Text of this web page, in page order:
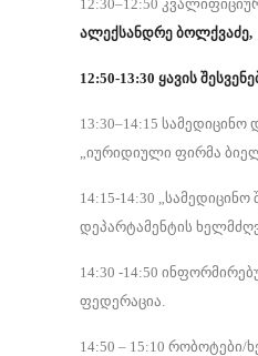
12:30–12:50
ალექსანდრე ბოლქვაძე,
12:50-13:30 ყავის
13:30–14:15
„იურიდიული ფირმა
14:15-14:30
დეპარტამენტის
14:30 -14:50
ფედერაცია.
14:50 – 15:10